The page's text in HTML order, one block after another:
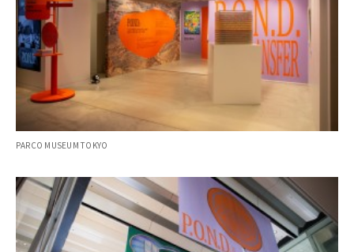
PARCO MUSEUM TOKYO